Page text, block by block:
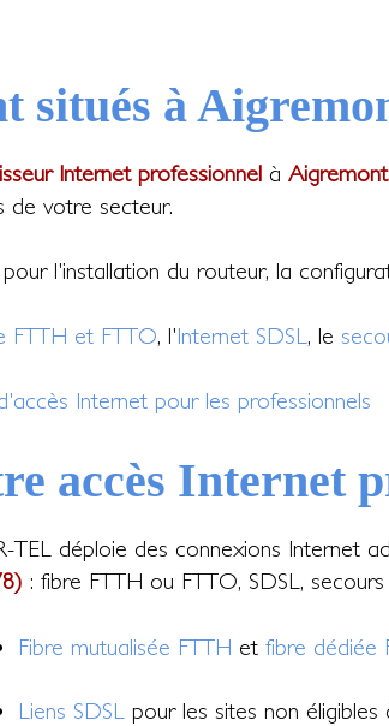
situés à
Internet professionnelà Aigremont
de votre secteur.
l'installation du routeur, la
FTTH et FTTO, l'Internet SDSL , le
Internet pour les professionnels
accès Internet
TEL déploie des connexions Internet
: fibre FTTH ou FTTO, SDSL,
Fibre mutualisée FTTH et fibre dédiée
Liens SDSL pour les sites non éligibles